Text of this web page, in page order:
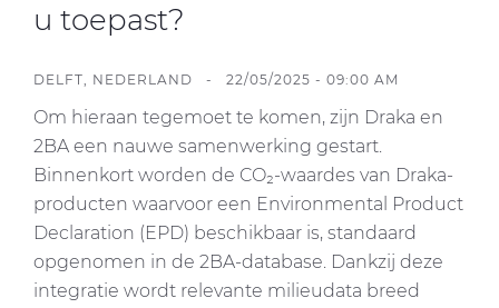
u toepast?
DELFT, NEDERLAND - 22/05/2025 - 09:00 AM
Om hieraan tegemoet te komen, zijn Draka en
2BA een nauwe samenwerking gestart.
Binnenkort worden de CO₂-waardes van Draka-
producten waarvoor een Environmental Product
Declaration (EPD) beschikbaar is, standaard
opgenomen in de 2BA-database. Dankzij deze
integratie wordt relevante milieudata breed